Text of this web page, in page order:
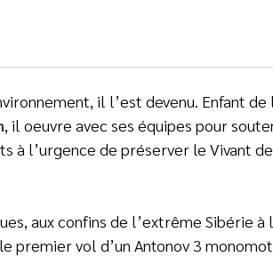
il l’est devenu. Enfant
, il oeuvre avec ses équipes pour
à l’urgence de préserver le Vivant
aux confins de l’extrême Sibérie
premier vol d’un Antonov 3